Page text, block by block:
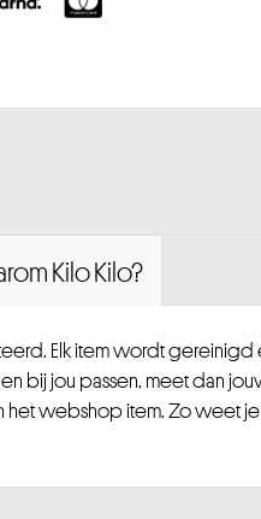
Kilo Kilo?
Elk item wordt gereinigd
bij jou passen, meet dan
webshop item. Zo weet